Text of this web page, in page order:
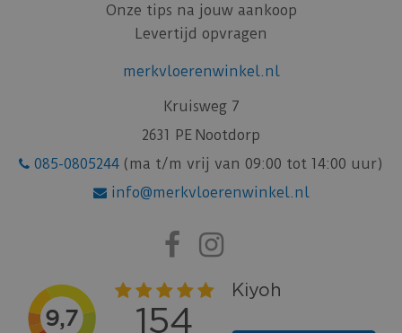
Onze tips na jouw aankoop
Levertijd opvragen
merkvloerenwinkel.nl
Kruisweg 7
2631 PE Nootdorp
085-0805244 (ma t/m vrij van 09:00 tot 14:00 uur)
info@merkvloerenwinkel.nl